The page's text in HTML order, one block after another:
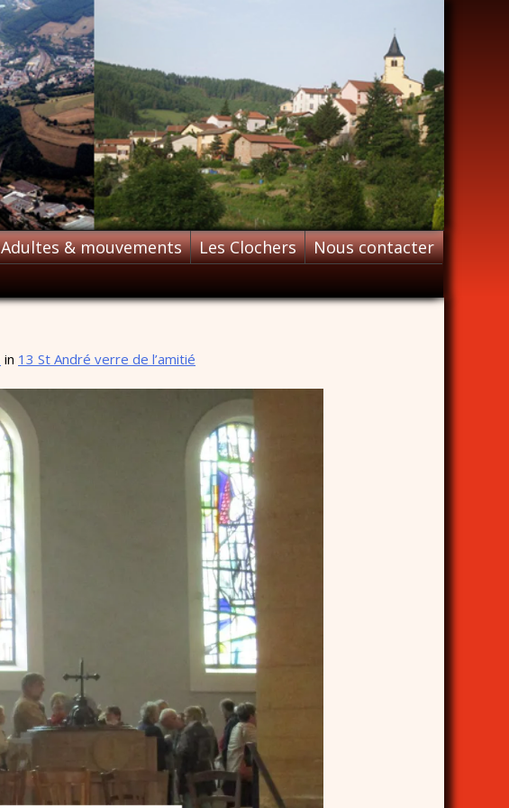
Adultes & mouvements Les Clochers
Nous contacter
in 13 St André verre de l’amitié